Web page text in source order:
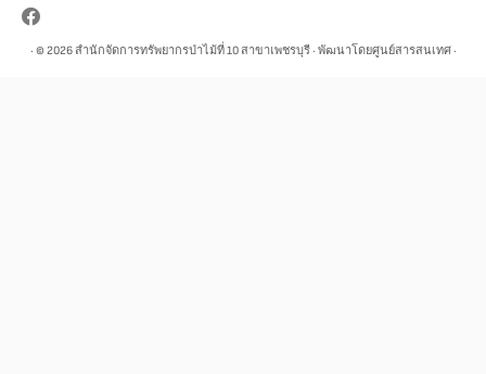
· © 2026สำนักจัดการทรัพยากรป่าไม้ที่ 10 สาขาเพชรบุรี· พัฒนาโดยศูนย์สารสนเทศ ·